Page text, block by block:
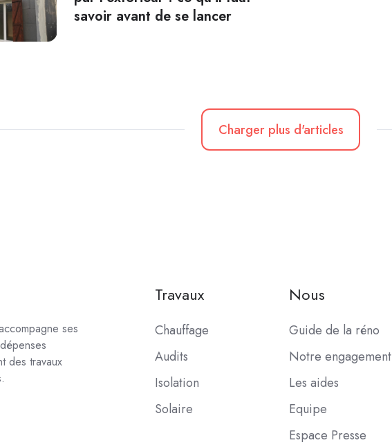
savoir avant de se lancer
Charger plus d'articles
ses
des travaux
Travaux
Chauffage
Audits
Isolation
Solaire
Nous
Guide de la réno
Notre engagement
Les aides
Equipe
Espace Presse